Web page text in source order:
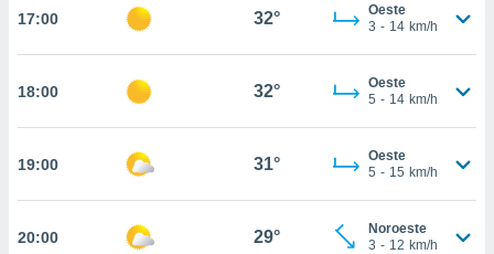
de
En
17:00 32°
Oeste
3 - 14 km/h
18:00 32°
Oeste
5 - 14 km/h
19:00 31°
Oeste
5 - 15 km/h
20:00 29°
Noroeste
3 - 12 km/h